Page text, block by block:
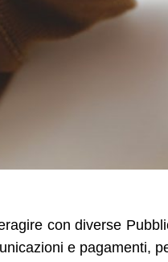
con diverse
e pagamenti,